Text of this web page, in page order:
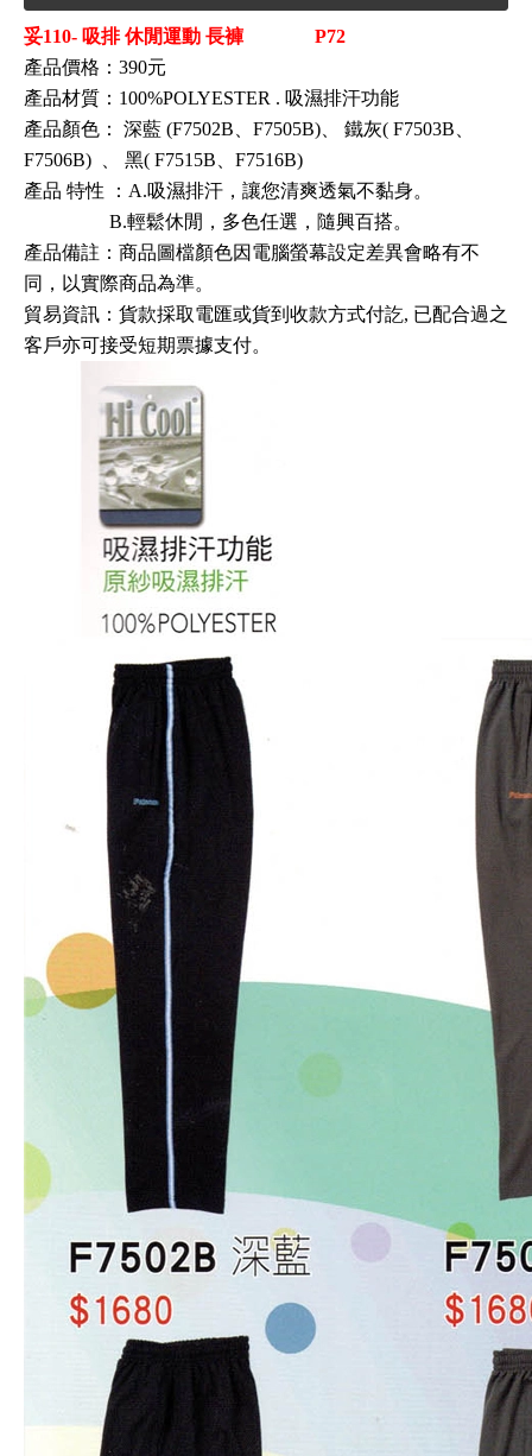
妥110- 吸排 休閒運動 長褲 P72
產品價格：390元
產品材質：100%POLYESTER . 吸濕排汗功能
產品顏色：
深藍 (F7502B F7505B)、 鐵灰( F7503B
F7506B) 黑( F7515B F7516B)
產品 特性 ：A.吸濕排汗 ，讓您清爽透氣不黏身。
B.輕鬆休閒 ，多色任選，隨興百搭。
產品備註：商品圖檔顏色因電腦螢幕設定差異會略有不
同，以實際商品為準。
貿易資訊 ： 貨款採取電匯或貨到收款方式付訖, 已配合過之
客戶亦可接受短期票據支付。